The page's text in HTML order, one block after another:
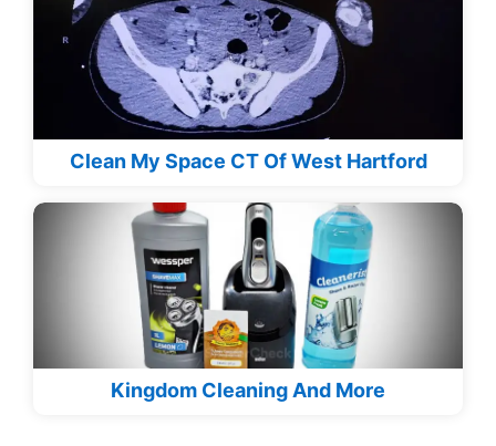
Clean My Space CT Of West Hartford
Kingdom Cleaning And More